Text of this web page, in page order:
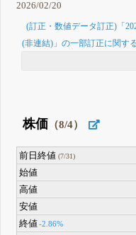
2026/02/20
(訂正・数値データ訂正)「
(非連結)」の一部訂正に関す
株価 （8/4）
前日終値 (7/31)
始値
高値
安値
終値-2.86%